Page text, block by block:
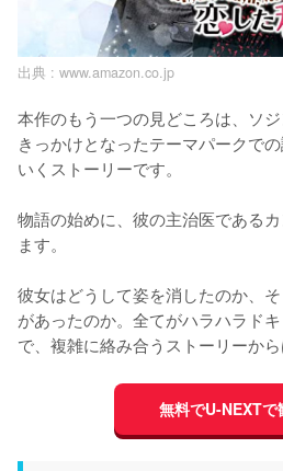
出典 : www.amazon.co.jp
本作のもう一つの見どころは、ソ
きっかけとなったテーマパークで
いくストーリーです。
物語の始めに、彼の主治医である
ます。
彼女はどうして姿を消したのか、
があったのか。全てがハラハラド
で、複雑に絡み合うストーリーから
無料でU-NEXTで